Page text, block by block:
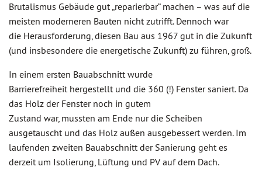
Brutalismus Gebäude gut „reparierbar“ machen – was auf die
meisten moderneren Bauten nicht zutrifft. Dennoch war
die Herausforderung, diesen Bau aus 1967 gut in die Zukunft
(und insbesondere die energetische Zukunft) zu führen, groß.
In einem ersten Bauabschnitt wurde
Barrierefreiheit hergestellt und die 360 (!) Fenster saniert. Da
das Holz der Fenster noch in gutem
Zustand war, mussten am Ende nur die Scheiben
ausgetauscht und das Holz außen ausgebessert werden. Im
laufenden zweiten Bauabschnitt der Sanierung geht es
derzeit um Isolierung, Lüftung und PV auf dem Dach.